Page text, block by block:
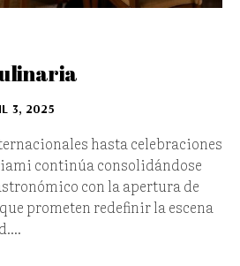
3, 2025
hasta celebraciones
continúa consolidándose
con la apertura de
prometen redefinir la escena